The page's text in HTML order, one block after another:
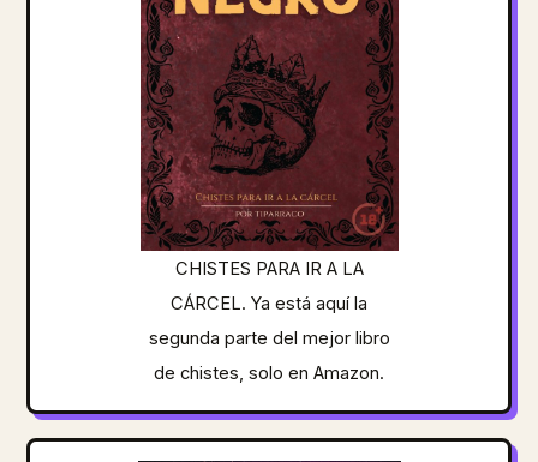
CHISTES PARA IR A LA
CÁRCEL. Ya está aquí la
segunda parte del mejor libro
de chistes, solo en Amazon.